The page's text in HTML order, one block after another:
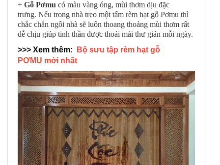
+ Gỗ Pơmu có màu vàng óng, mùi thơm dịu đặc
trưng. Nếu trong nhà treo một tấm rèm hạt gỗ Pơmu thì
chắc chắn ngôi nhà sẽ luôn thoang thoảng mùi thơm rất
dễ chịu giúp tinh thần được thoải mái thư giản mỗi ngày.
>>> Xem thêm:
Bộ sưu tập rèm hạt gỗ
PƠMU mới nhất